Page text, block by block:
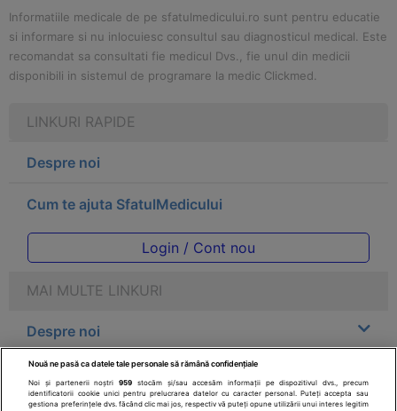
Informatiile medicale de pe sfatulmedicului.ro sunt pentru educatie
si informare si nu inlocuiesc consultul sau diagnosticul medical. Este
recomandat sa consultati fie medicul Dvs., fie unul din medicii
disponibili in sistemul de programare la medic Clickmed.
LINKURI RAPIDE
Despre noi
Cum te ajuta SfatulMedicului
Login / Cont nou
MAI MULTE LINKURI
Despre noi
Legal
Nouă ne pasă ca datele tale personale să rămână confidențiale
Noi și partenerii noștri959 stocăm și/sau accesăm informații pe dispozitivul dvs., precum
identificatorii cookie unici pentru prelucrarea datelor cu caracter personal. Puteți accepta sau
gestiona preferințele dvs. făcând clic mai jos, respectiv vă puteți opune utilizării unui interes legitim